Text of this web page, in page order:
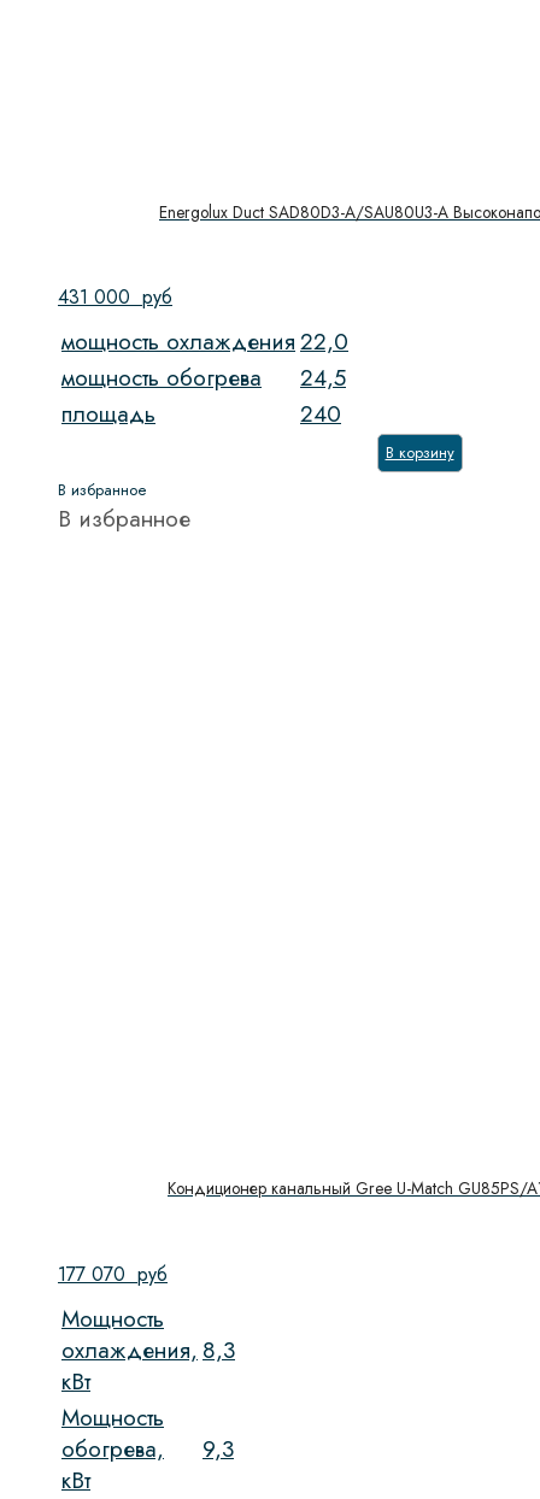
Energolux Duct SAD80D3-A/SAU80U3-A
431 000 руб
мощность охлаждения22,0
мощность обогрева
24,5
площадь
240
В корзину
В избранное
В избранное
Кондиционер канальный Gree U-Match GU85PS/
177 070 руб
Мощность
охлаждения,
кВт
8,3
Мощность
обогрева,
кВт
9,3